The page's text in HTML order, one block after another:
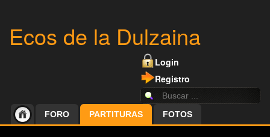
Ecos de la Dulzaina
Login
Registro
FORO PARTITURAS FOTOS